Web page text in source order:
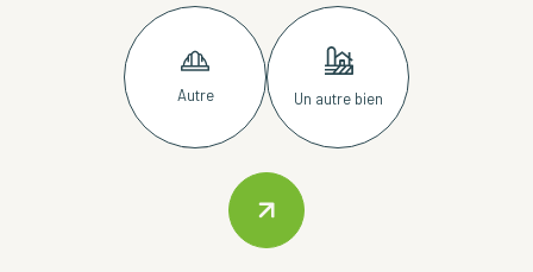
Autre Un autre bien